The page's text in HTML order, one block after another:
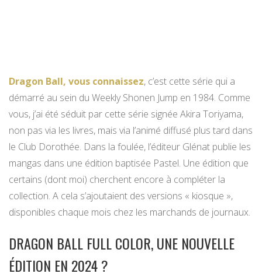
Dragon Ball, vous connaissez, c’est cette série qui a
démarré au sein du Weekly Shonen Jump en 1984. Comme
vous, j’ai été séduit par cette série signée Akira Toriyama,
non pas via les livres, mais via l’animé diffusé plus tard dans
le Club Dorothée. Dans la foulée, l’éditeur Glénat publie les
mangas dans une édition baptisée Pastel. Une édition que
certains (dont moi) cherchent encore à compléter la
collection. A cela s’ajoutaient des versions « kiosque »,
disponibles chaque mois chez les marchands de journaux.
DRAGON BALL FULL COLOR, UNE NOUVELLE
ÉDITION EN 2024 ?